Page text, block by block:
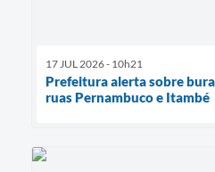
17 JUL 2026 - 10h21
Prefeitura alerta sobre
ruas Pernambuco e Itambé